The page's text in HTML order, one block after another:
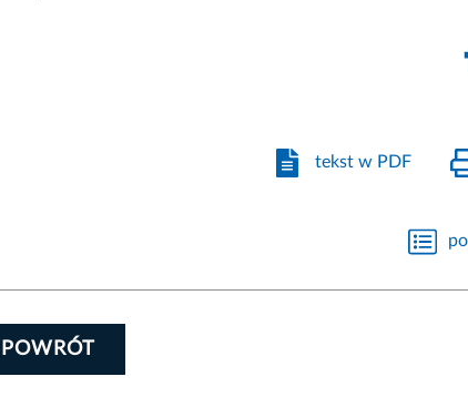
tekst w PDF
POWRÓT